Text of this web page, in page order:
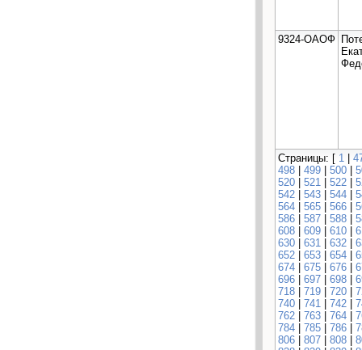
9324-ОАОФ
Страницы: [ 1 |
498 | 499 | 500 |
520 | 521 | 522 |
542 | 543 | 544 |
564 | 565 | 566 |
586 | 587 | 588 |
608 | 609 | 610 |
630 | 631 | 632 |
652 | 653 | 654 |
674 | 675 | 676 |
696 | 697 | 698 |
718 | 719 | 720 |
740 | 741 | 742 |
762 | 763 | 764 |
784 | 785 | 786 |
806 | 807 | 808 |